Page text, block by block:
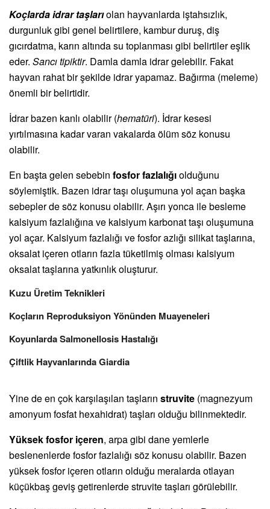
Koçlarda idrar taşlarıolan hayvanlarda iştahsızlık,
durgunluk gibi genel belirtilere, kambur duruş, diş
gıcırdatma, karın altında su toplanması gibi belirtiler eşlik
eder. Sancı tipiktir. Damla damla idrar gelebilir. Fakat
hayvan rahat bir şekilde idrar yapamaz. Bağırma (meleme)
önemli bir belirtidir.
İdrar bazen kanlı olabilir (hematüri). İdrar kesesi
yırtılmasına kadar varan vakalarda ölüm söz konusu
olabilir.
En başta gelen sebebin fosfor fazlalığıolduğunu
söylemiştik. Bazen idrar taşı oluşumuna yol açan başka
sebepler de söz konusu olabilir. Aşırı yonca ile besleme
kalsiyum fazlalığına ve kalsiyum karbonat taşı oluşumuna
yol açar. Kalsiyum fazlalığı ve fosfor azlığı silikat taşlarına,
oksalat içeren otların fazla tüketilmiş olması kalsiyum
oksalat taşlarına yatkınlık oluşturur.
Kuzu Üretim Teknikleri
Koçların Reproduksiyon Yönünden Muayeneleri
Koyunlarda Salmonellosis Hastalığı
Çiftlik Hayvanlarında Giardia
Yine de en çok karşılaşılan taşların struvite (magnezyum
amonyum fosfat hexahidrat) taşları olduğu bilinmektedir.
Yüksek fosfor içeren, arpa gibi dane yemlerle
beslenenlerde fosfor fazlalığı söz konusu olabilir. Bazen
yüksek fosfor içeren otların olduğu meralarda otlayan
küçükbaş geviş getirenlerde struvite taşları görülebilir.